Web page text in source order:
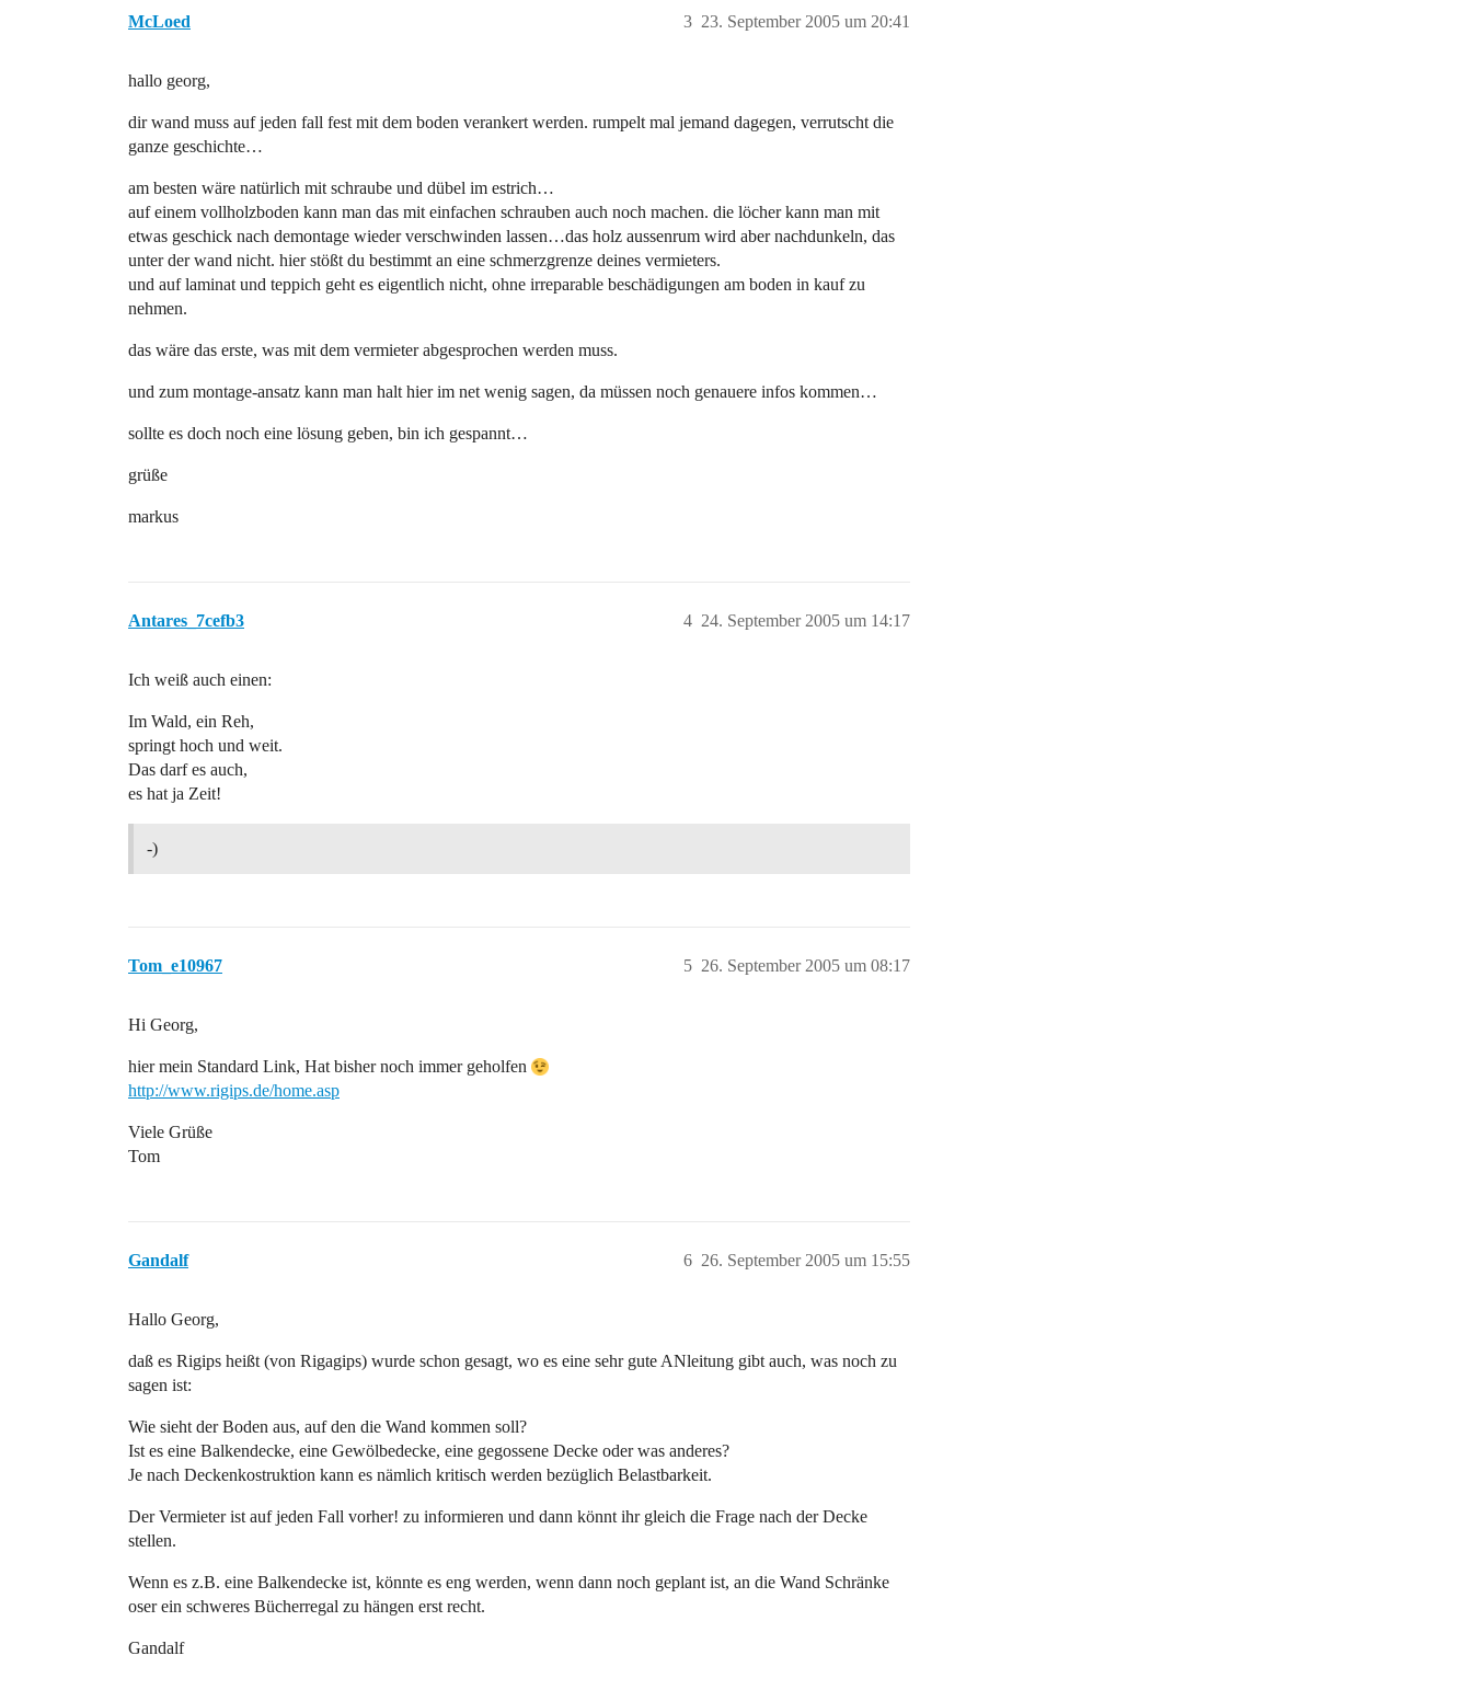
McLoed 23. September 2005 um 20:41
3
hallo georg,
dir wand muss auf jeden fall fest mit dem boden verankert werden. rumpelt mal jemand dagegen, verrutscht die
ganze geschichte…
am besten wäre natürlich mit schraube und dübel im estrich…
auf einem vollholzboden kann man das mit einfachen schrauben auch noch machen. die löcher kann man mit
etwas geschick nach demontage wieder verschwinden lassen…das holz aussenrum wird aber nachdunkeln, das
unter der wand nicht. hier stößt du bestimmt an eine schmerzgrenze deines vermieters.
und auf laminat und teppich geht es eigentlich nicht, ohne irreparable beschädigungen am boden in kauf zu
nehmen.
das wäre das erste, was mit dem vermieter abgesprochen werden muss.
und zum montage-ansatz kann man halt hier im net wenig sagen, da müssen noch genauere infos kommen…
sollte es doch noch eine lösung geben, bin ich gespannt…
grüße
markus
Antares_7cefb3 24. September 2005 um 14:17
4
Ich weiß auch einen:
Im Wald, ein Reh,
springt hoch und weit.
Das darf es auch,
es hat ja Zeit!
-)
Tom_e10967 26. September 2005 um 08:17
5
Hi Georg,
hier mein Standard Link, Hat bisher noch immer geholfen
http://www.rigips.de/home.asp
Viele Grüße
Tom
Gandalf 26. September 2005 um 15:55
6
Hallo Georg,
daß es Rigips heißt (von Rigagips) wurde schon gesagt, wo es eine sehr gute ANleitung gibt auch, was noch zu
sagen ist:
Wie sieht der Boden aus, auf den die Wand kommen soll?
Ist es eine Balkendecke, eine Gewölbedecke, eine gegossene Decke oder was anderes?
Je nach Deckenkostruktion kann es nämlich kritisch werden bezüglich Belastbarkeit.
Der Vermieter ist auf jeden Fall vorher! zu informieren und dann könnt ihr gleich die Frage nach der Decke
stellen.
Wenn es z.B. eine Balkendecke ist, könnte es eng werden, wenn dann noch geplant ist, an die Wand Schränke
oser ein schweres Bücherregal zu hängen erst recht.
Gandalf